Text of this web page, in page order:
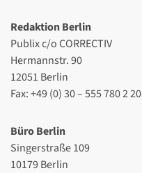
Redaktion Berlin
Publix c/o CORRECTIV
Hermannstr. 90
12051 Berlin
Fax: +49 (0) 30 – 555 780 2 20
Büro Berlin
Singerstraße 109
10179 Berlin